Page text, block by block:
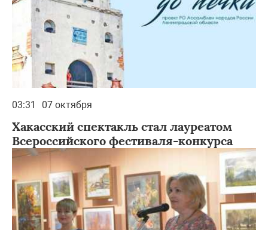
03:31 07 октября
Хакасский спектакль стал лауреатом
Всероссийского фестиваля-конкурса